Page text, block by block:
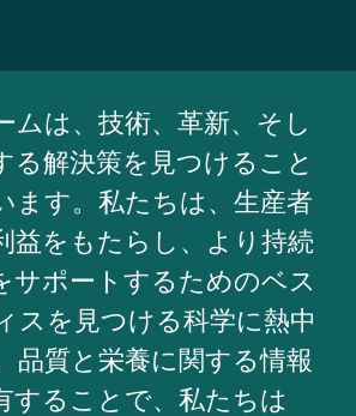
ムは、技術、革新、そし
る解決策を見つけること
ます。私たちは、生産者
益をもたらし、より持続
サポートするためのベス
スを見つける科学に熱中
品質と栄養に関する情報
することで、私たちは